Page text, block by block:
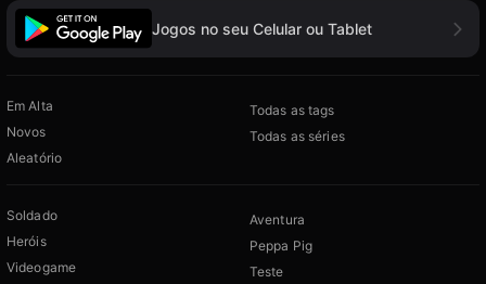
Jogos no seu Celular ou Tablet
Em Alta
Novos
Aleatório
Todas as tags
Todas as séries
Soldado
Heróis
Videogame
Aventura
Peppa Pig
Teste